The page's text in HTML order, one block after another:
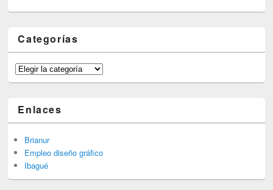
Categorías
Categorías
Enlaces
Brianur
Empleo diseño gráfico
Ibagué